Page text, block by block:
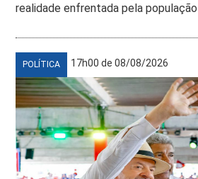
realidade enfrentada pela população
POLÍTICA 17h00 de 08/08/2026